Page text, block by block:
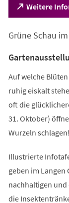
Weitere
(Öffnet
in
neuen
Grüne Schau
Auf welche
ruhig eiskalt
oft die
31. Oktober)
Wurzeln
Illustrierte
geben im Langen
nachhaltigen
die